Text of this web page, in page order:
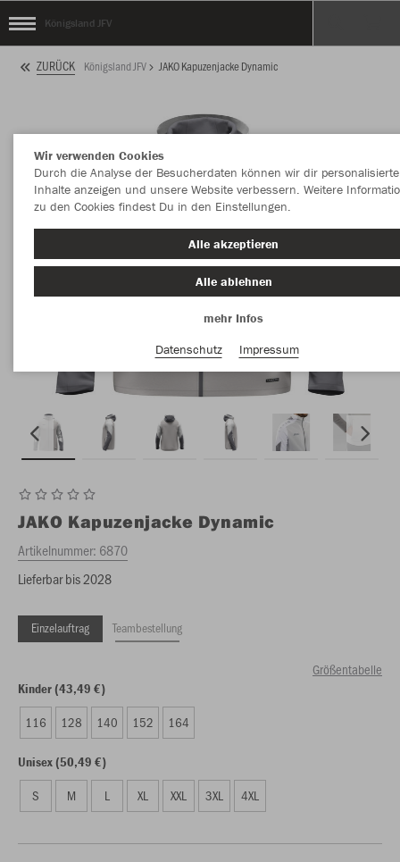
Königsland JFV
ZURÜCK Königsland JFV JAKO Kapuzenjacke Dynamic
JAKO Kapuzenjacke Dynamic
Artikelnummer: 6870
Lieferbar bis 2028
Einzelauftrag Teambestellung
Größentabelle
Kinder (43,49 €)
116 128 140 152 164
Unisex (50,49 €)
S M L XL XXL 3XL 4XL
Wir verwenden Cookies
Durch die Analyse der Besucherdaten können wir dir personalisierte
Inhalte anzeigen und unsere Website verbessern. Weitere
zu den Cookies findest Du in den Einstellungen.
Alle akzeptieren
Alle ablehnen
mehr Infos
Datenschutz
Impressum